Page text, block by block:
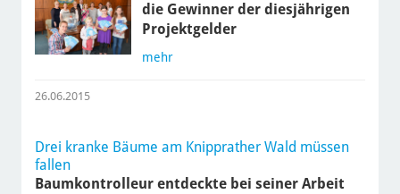
die Gewinner der diesjährigen
Projektgelder
mehr
26.06.2015
Drei kranke Bäume am Knipprather Wald müssen
fallen
Baumkontrolleur entdeckte bei seiner Arbeit